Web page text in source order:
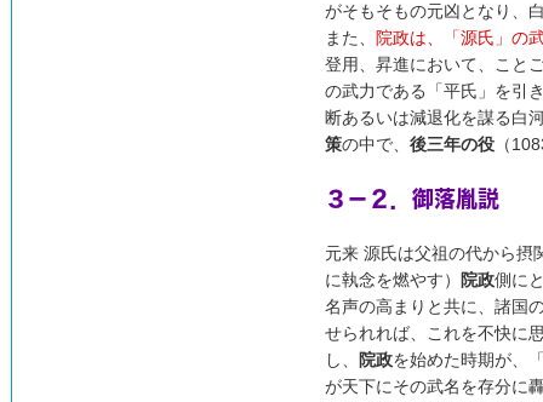
がそもそもの元凶となり、
また、
院政は、「源氏」の
登用、昇進において、こと
の武力である「平氏」を引
断あるいは減退化を謀る白
策の中で、 後三年の役 （
３－２．御落胤説
元来 源氏は父祖の代から摂
に執念を燃やす）
院政側に
名声の高まりと共に、諸国
せられれば、これを不快に
し、
院政を始めた時期が、
が天下にその武名を存分に